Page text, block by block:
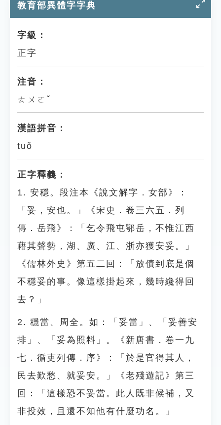
教育部異體字字典
字級：
正字
注音：
ㄊㄨㄛˇ
漢語拼音：
tuǒ
正字釋義：
1. 安穩。段注本《說文解字．女部》：
「妥，安也。」《宋史．卷三六五．列
傳．岳飛》：「乞令飛屯鄂岳，不惟江西
藉其聲勢，湖、廣、江、浙亦獲安妥。」
《儒林外史》第五二回：「放債到底是個
不穩妥的事。像這樣掛起來，幾時纔得回
去？」
2. 穩當、周全。如：「妥當」、「妥善安
排」、「妥為照料」。《新唐書．卷一九
七．循吏列傳．序》：「於是官得其人，
民去歎愁、就妥安。」《老殘遊記》第三
回：「這樣恐不妥當。此人既非候補，又
非投效，且還不知他有什麼功名。」